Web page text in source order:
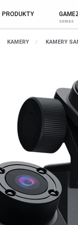
ZESTAWY
PODKŁADKI POD MYSZ
I TABLETY
PRODUKTY
KAMERY KAMERY